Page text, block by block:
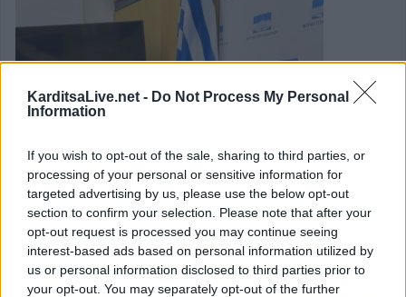
KarditsaLive.net - Do Not Process My Personal
Information
If you wish to opt-out of the sale, sharing to third parties, or
processing of your personal or sensitive information for
targeted advertising by us, please use the below opt-out
section to confirm your selection. Please note that after your
opt-out request is processed you may continue seeing
interest-based ads based on personal information utilized by
us or personal information disclosed to third parties prior to
your opt-out. You may separately opt-out of the further
Σημαντική συνάντηση κοινοβουλευτικών